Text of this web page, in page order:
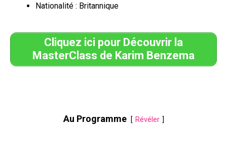
Nationalité : Britannique
Cliquez ici pour Découvrir la
MasterClass de Karim Benzema
Au Programme Révéler